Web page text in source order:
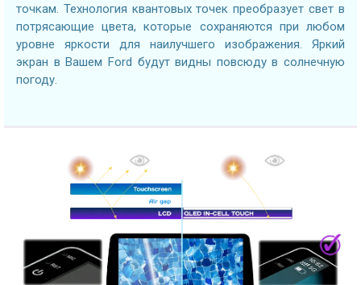
точкам. Технология квантовых точек преобразует свет в
потрясающие цвета, которые сохраняются при любом
уровне яркости для наилучшего изображения. Яркий
экран в Вашем Ford будут видны повсюду в солнечную
погоду.